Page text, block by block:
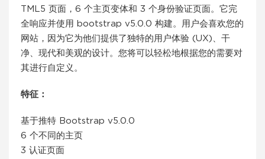
TML5 页面，6 个主页变体和 3 个身份验证页面。它完
全响应并使用 bootstrap v5.0.0 构建。用户会喜欢您的
网站，因为它为他们提供了独特的用户体验 (UX)、干
净、现代和美观的设计。您将可以轻松地根据您的需要对
其进行自定义。
特征：
基于推特 Bootstrap v5.0.0
6 个不同的主页
3 认证页面